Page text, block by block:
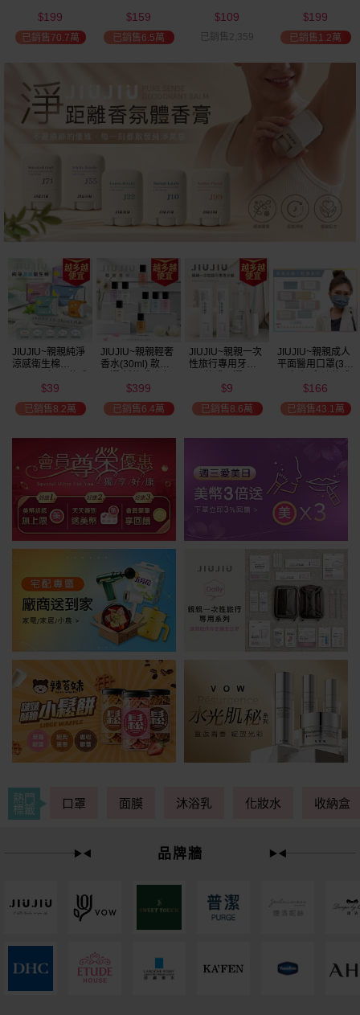
限時
選 全新包裝
$199
已銷售70.7萬
$159
已銷售6.5萬
(600ml)
$109
已銷售2,359
$199
已銷售1.2萬
JIUJIU~親親純淨
涼感衛生棉
$39
已銷售8.2萬
JIUJIU~親親輕奢
香水(30ml) 款式
市/平替香水/大牌
香水/大牌平替
$399
已銷售6.4萬
JIUJIU~親親一次
性旅行專用牙刷(1
$9
已銷售8.6萬
JIUJIU~親親成人
平面醫用口罩(30
可選 MD雙鋼印
$166
已銷售43.1萬
熱門
標籤
口罩 面膜 沐浴乳 化妝水 收納盒
品牌牆